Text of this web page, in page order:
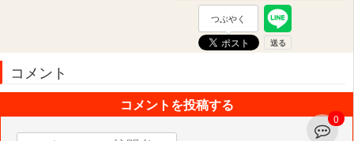
つぶやく
コメント
0
コメントを投稿する